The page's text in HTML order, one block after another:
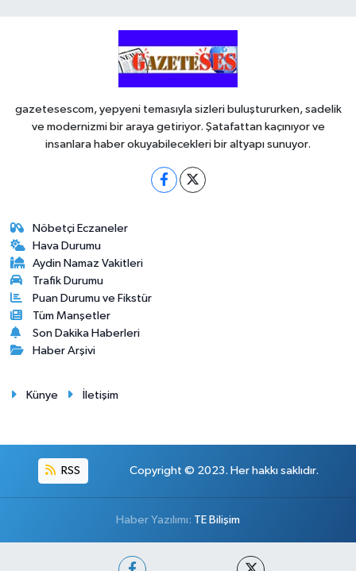
gazetesescom, yepyeni temasıyla sizleri buluştururken, sadelik
ve modernizmi bir araya getiriyor. Şatafattan kaçınıyor ve
insanlara haber okuyabilecekleri bir altyapı sunuyor.
Nöbetçi Eczaneler
Hava Durumu
Aydin Namaz Vakitleri
Trafik Durumu
Puan Durumu ve Fikstür
Tüm Manşetler
Son Dakika Haberleri
Haber Arşivi
Künye İletişim
RSS Copyright © 2023. Her hakkı saklıdır.
Haber Yazılımı: TE Bilişim